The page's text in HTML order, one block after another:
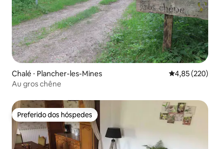
Chalé ⋅ Plancher-les-Mines 4,85 de uma
4,85 (220)
Au gros chêne
Preferido dos hóspedes
Preferido dos hóspedes